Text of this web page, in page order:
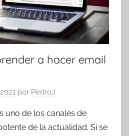
a hacer email
por PedroJ
uno de los canales de
de la actualidad. Si se